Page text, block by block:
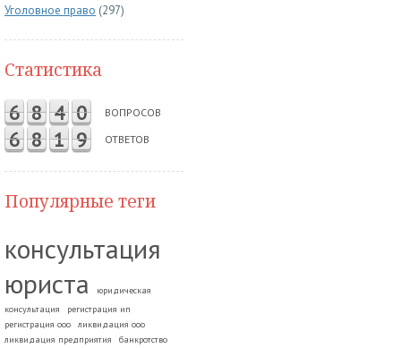
Уголовное право (297)
Статистика
6 8 4 0 ВОПРОСОВ
6 8 1 9 ОТВЕТОВ
Популярные теги
консультация
юриста
юридическая
консультация
регистрация ип
регистрация ооо
ликвидация ооо
ликвидация предприятия
банкротство